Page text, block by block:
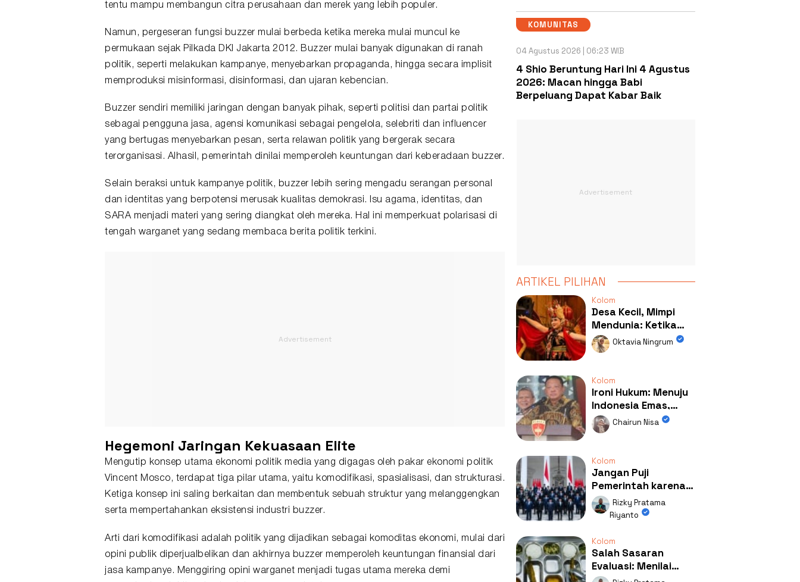
tentu mampu membangun citra perusahaan dan merek yang lebih populer.
Namun, pergeseran fungsi buzzer mulai berbeda ketika mereka mulai muncul ke
permukaan sejak Pilkada DKI Jakarta 2012. Buzzer mulai banyak digunakan di ranah
politik, seperti melakukan kampanye, menyebarkan propaganda, hingga secara implisit
memproduksi misinformasi, disinformasi, dan ujaran kebencian.
Buzzer sendiri memiliki jaringan dengan banyak pihak, seperti politisi dan partai politik
sebagai pengguna jasa, agensi komunikasi sebagai pengelola, selebriti dan influencer
yang bertugas menyebarkan pesan, serta relawan politik yang bergerak secara
terorganisasi. Alhasil, pemerintah dinilai memperoleh keuntungan dari keberadaan buzzer.
Selain beraksi untuk kampanye politik, buzzer lebih sering mengadu serangan personal
dan identitas yang berpotensi merusak kualitas demokrasi. Isu agama, identitas, dan
SARA menjadi materi yang sering diangkat oleh mereka. Hal ini memperkuat polarisasi di
tengah warganet yang sedang membaca berita politik terkini.
Hegemoni Jaringan Kekuasaan Elite
Mengutip konsep utama ekonomi politik media yang digagas oleh pakar ekonomi politik
Vincent Mosco, terdapat tiga pilar utama, yaitu komodifikasi, spasialisasi, dan strukturasi.
Ketiga konsep ini saling berkaitan dan membentuk sebuah struktur yang melanggengkan
serta mempertahankan eksistensi industri buzzer.
Arti dari komodifikasi adalah politik yang dijadikan sebagai komoditas ekonomi, mulai dari
opini publik diperjualbelikan dan akhirnya buzzer memperoleh keuntungan finansial dari
jasa kampanye. Menggiring opini warganet menjadi tugas utama mereka demi
KOMUNITAS
04 Agustus 2026 | 06:23 WIB
4 Shio Beruntung Hari Ini 4 Agustus
2026: Macan hingga Babi
Berpeluang Dapat Kabar Baik
ARTIKEL PILIHAN
Kolom
Desa Kecil, Mimpi
Mendunia: Ketika
Kolaborasi
Mengubah Wajah
Oktavia Ningrum
Kolom
Ironi Hukum: Menuju
Indonesia Emas,
Ternyata Emasnya
Ada di Rumah Febrie!
Chairun Nisa
Kolom
Jangan Puji
Pemerintah karena
Kerja: Mengapa
Publik Begitu Mudah
Rizky Pratama
Riyanto
Kolom
Salah Sasaran
Evaluasi: Menilai
Program MBG Lewat